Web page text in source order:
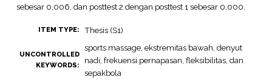
sebesar 0,006, dan posttest 2 dengan posttest 1 sebesar 0,000.
ITEM TYPE: Thesis (S1)
UNCONTROLLED
KEYWORDS:
sports massage, ekstremitas bawah, denyut
nadi, frekuensi pernapasan, fleksibilitas, dan
sepakbola